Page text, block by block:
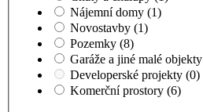
Nájemní domy (1)
Novostavby (1)
Pozemky (8)
Garáže a jiné malé objekty
Developerské projekty (0)
Komerční prostory (6)